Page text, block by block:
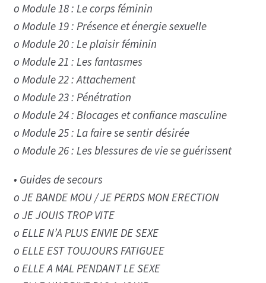
o Module 18 : Le corps féminin
o Module 19 : Présence et énergie sexuelle
o Module 20 : Le plaisir féminin
o Module 21 : Les fantasmes
o Module 22 : Attachement
o Module 23 : Pénétration
o Module 24 : Blocages et confiance masculine
o Module 25 : La faire se sentir désirée
o Module 26 : Les blessures de vie se guérissent
• Guides de secours
o JE BANDE MOU / JE PERDS MON ERECTION
o JE JOUIS TROP VITE
o ELLE N’A PLUS ENVIE DE SEXE
o ELLE EST TOUJOURS FATIGUEE
o ELLE A MAL PENDANT LE SEXE